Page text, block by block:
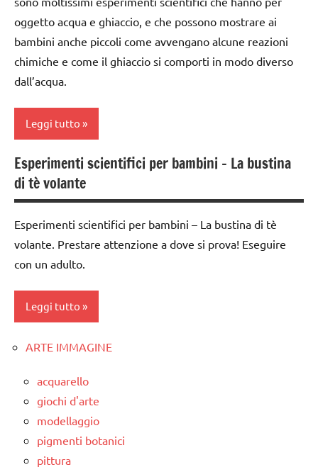
PER ETA'
TUTTI GLI
SCIENTIFICI
SCIENZE
TUTTI GLI
TUTTI GLI
ARTICOLI
oggetto acqua e ghiaccio, e che possono mostrare ai
bambini anche piccoli come avvengano alcune reazioni
chimiche e come il ghiaccio si comporti in modo diverso
dall’acqua.
Leggi tutto
classe
1a
2a
3a
anni
ESPERIMENTI
SCIENTIFICI
Esperimenti scientifici per bambini – La bustina
di tè volante
Esperimenti scientifici per bambini – La bustina di tè
volante. Prestare attenzione a dove si prova! Eseguire
con un adulto.
Leggi tutto
classe
ESPERIMENTI
SCIENTIFICI
ARTE IMMAGINE
acquarello
giochi d'arte
modellaggio
pigmenti botanici
pittura